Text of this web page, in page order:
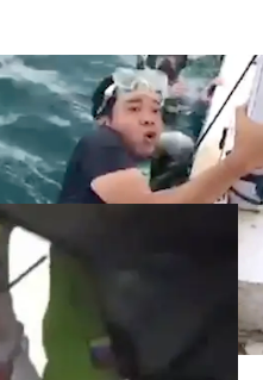
23 días
en